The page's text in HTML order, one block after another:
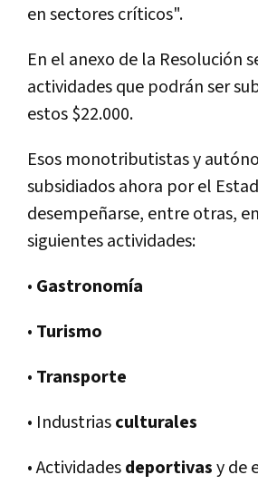
en sectores críticos".
En el anexo de la Resolución
actividades que podrán ser
estos $22.000.
Esos monotributistas y
subsidiados ahora por el
desempeñarse, entre otras,
siguientes actividades:
• Gastronomía
• Turismo
• Transporte
• Industriasculturales
• Actividadesdeportivasy de